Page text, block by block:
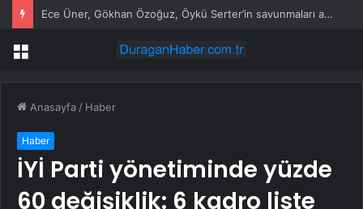
Ece Üner, Gökhan Özoğuz, Öykü Serter’in savunmaları aynı
Menü
Anasayfa / Haber
Haber
İYİ Parti yönetiminde yüzde
60 değişiklik: 6 kadro liste